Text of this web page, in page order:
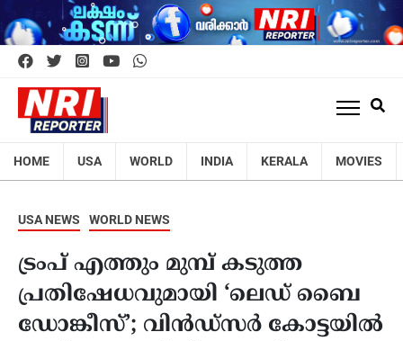
HOME USA WORLD INDIA KERALA MOVIES
USA NEWS WORLD NEWS
ട്രംപ് എത്തും മുമ്പ് കടുത്ത
പ്രതിഷേധവുമായി ‘ലെഡ് ബൈ
ഡോങ്കീസ്’; വിൻഡ്‌സർ കോട്ടയിൽ